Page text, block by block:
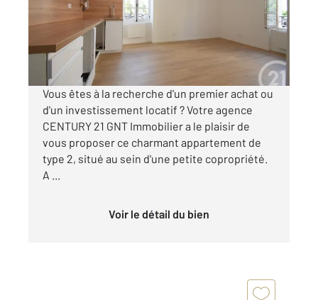
Appartement à vendre
80 000 €
Visiter le site dédié
Vous êtes à la recherche d'un premier achat ou
d'un investissement locatif ? Votre agence
CENTURY 21 GNT Immobilier a le plaisir de
vous proposer ce charmant appartement de
type 2, situé au sein d'une petite copropriété.
A ...
Voir le détail du bien